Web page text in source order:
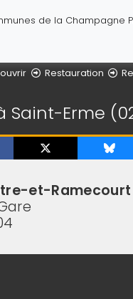
de la Champagne
Restauration
Saint-Erme
et-Ramecourt
contact